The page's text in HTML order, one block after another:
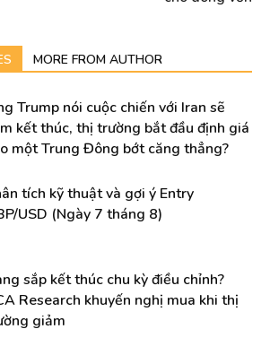
MORE FROM AUTHOR
Trump nói cuộc chiến với Iran sẽ
kết thúc, thị trường bắt đầu định giá
một Trung Đông bớt căng thẳng?
tích kỹ thuật và gợi ý Entry
USD (Ngày 7 tháng 8)
sắp kết thúc chu kỳ điều chỉnh?
Research khuyến nghị mua khi thị
giảm